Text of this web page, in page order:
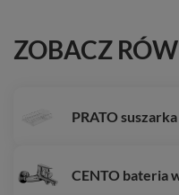
ZOBACZ
PRATO
CENTO bateria